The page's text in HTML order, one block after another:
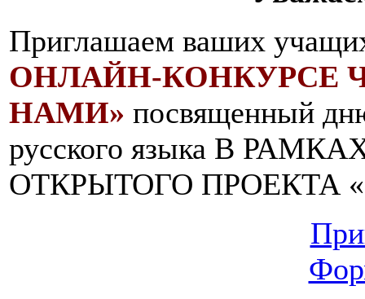
Приглашаем ваших
ОНЛАЙН-КОНКУРСЕ
НАМИ» посвященный
русского языка В
ОТКРЫТОГО ПРОЕКТА